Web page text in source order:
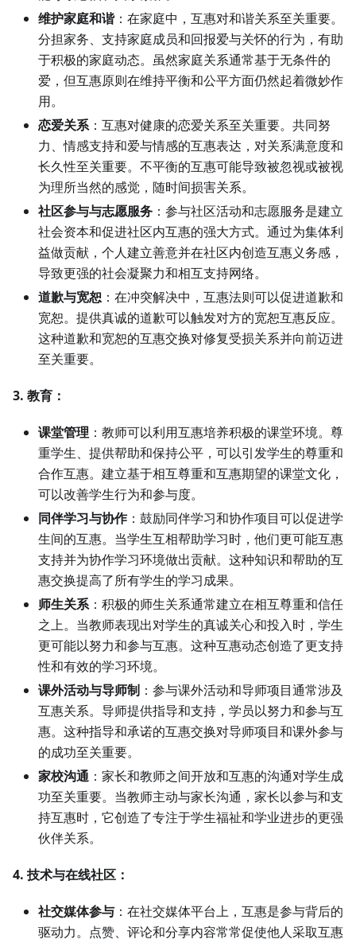
维护家庭和谐：在家庭中，互惠对和谐关系至关重要。
分担家务、支持家庭成员和回报爱与关怀的行为，有助
于积极的家庭动态。虽然家庭关系通常基于无条件的
爱，但互惠原则在维持平衡和公平方面仍然起着微妙作
用。
恋爱关系：互惠对健康的恋爱关系至关重要。共同努
力、情感支持和爱与情感的互惠表达，对关系满意度和
长久性至关重要。不平衡的互惠可能导致被忽视或被视
为理所当然的感觉，随时间损害关系。
社区参与与志愿服务 ：参与社区活动和志愿服务是建立
社会资本和促进社区内互惠的强大方式。通过为集体利
益做贡献，个人建立善意并在社区内创造互惠义务感，
导致更强的社会凝聚力和相互支持网络。
道歉与宽恕 ：在冲突解决中，互惠法则可以促进道歉和
宽恕。提供真诚的道歉可以触发对方的宽恕互惠反应。
这种道歉和宽恕的互惠交换对修复受损关系并向前迈进
至关重要。
3. 教育：
课堂管理 ：教师可以利用互惠培养积极的课堂环境。尊
重学生、提供帮助和保持公平，可以引发学生的尊重和
合作互惠。建立基于相互尊重和互惠期望的课堂文化，
可以改善学生行为和参与度。
同伴学习与协作：鼓励同伴学习和协作项目可以促进学
生间的互惠。当学生互相帮助学习时，他们更可能互惠
支持并为协作学习环境做出贡献。这种知识和帮助的互
惠交换提高了所有学生的学习成果。
师生关系：积极的师生关系通常建立在相互尊重和信任
之上。当教师表现出对学生的真诚关心和投入时，学生
更可能以努力和参与互惠。这种互惠动态创造了更支持
性和有效的学习环境。
课外活动与导师制 ：参与课外活动和导师项目通常涉及
互惠关系。导师提供指导和支持，学员以努力和参与互
惠。这种指导和承诺的互惠交换对导师项目和课外参与
的成功至关重要。
家校沟通 ：家长和教师之间开放和互惠的沟通对学生成
功至关重要。当教师主动与家长沟通，家长以参与和支
持互惠时，它创造了专注于学生福祉和学业进步的更强
伙伴关系。
4. 技术与在线社区：
社交媒体参与 ：在社交媒体平台上，互惠是参与背后的
驱动力。点赞、评论和分享内容常常促使他人采取互惠